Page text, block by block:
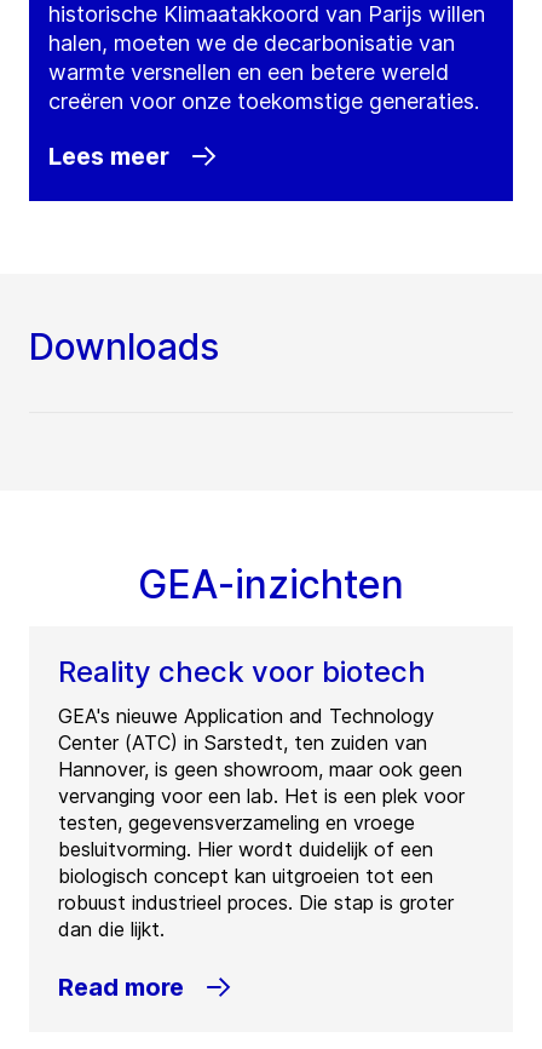
historische Klimaatakkoord van Parijs willen
halen, moeten we de decarbonisatie van
warmte versnellen en een betere wereld
creëren voor onze toekomstige generaties.
Lees meer
Downloads
GEA-inzichten
Reality check voor biotech
GEA's nieuwe Application and Technology
Center (ATC) in Sarstedt, ten zuiden van
Hannover, is geen showroom, maar ook geen
vervanging voor een lab. Het is een plek voor
testen, gegevensverzameling en vroege
besluitvorming. Hier wordt duidelijk of een
biologisch concept kan uitgroeien tot een
robuust industrieel proces. Die stap is groter
dan die lijkt.
Read more